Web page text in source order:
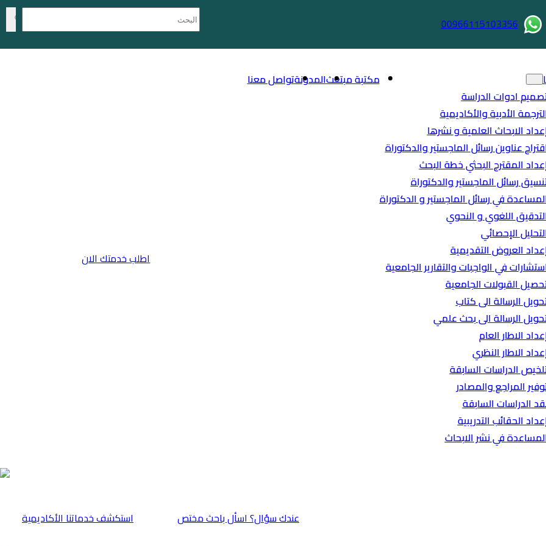
00966115103356
ادوات الدراسة
الأدبية والأكاديمية
الابحاث العلمية و نشرها
عناوين رسائل الماجستير والدكتوراة
المقترح البحثي خطة البحث
رسائل الماجستير والدكتوراة
في رسائل الماجستير و الدكتوراة
اللغوي و النحوي
الإحصائي
العروض التقديمية
في الواجبات والتقارير الجامعية
القبولات الجامعية
الرسالة الى كتاب
الرسالة الى بحث علمي
الاطار العام
الاطار النظري
الدراسات السابقة
المراجع والمصادر
الدراسات السابقة
الحقائب التدريبية
في نشر الابحاث
مكتبة مبتعثالمدونةتواصل معنا
اطلب خدمتك الان
⁠استكشف خدماتنا الأكاديمية عندك سؤال؟ اسأل باحث مختص